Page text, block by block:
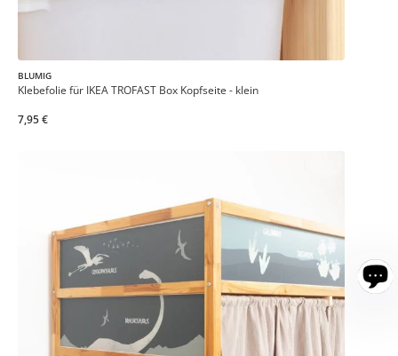
BLUMIG
Klebefolie für IKEA TROFAST Box Kopfseite - klein
7,95 €